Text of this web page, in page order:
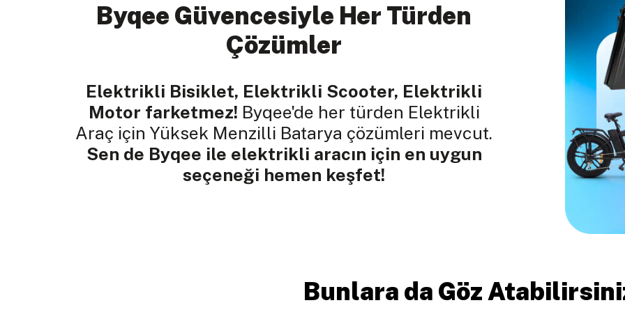
Byqee Güvencesiyle Her Türden
Çözümler
Elektrikli Bisiklet, Elektrikli Scooter, Elektrikli
Motor farketmez! Byqee'de her türden Elektrikli
Araç için Yüksek Menzilli Batarya çözümleri mevcut.
Sen de Byqee ile elektrikli aracın için en uygun
seçeneği hemen keşfet!
Bunlara da Göz